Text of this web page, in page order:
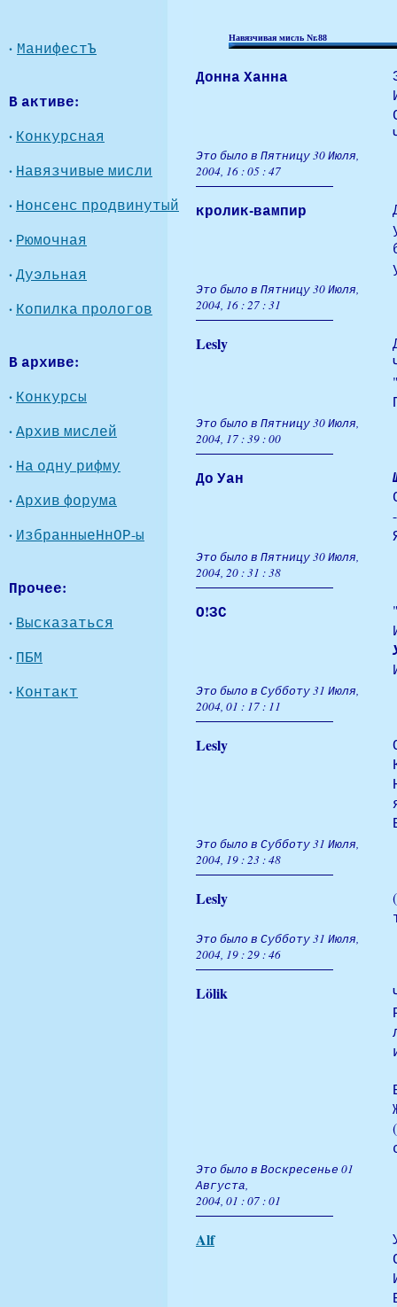
· МанифестЪ
В активе:
· Конкурсная
· Навязчивые мисли
· Нонсенс продвинутый
· Рюмочная
·Дуэльная
· Копилка прологов
В архиве:
· Конкурсы
·Архив мислей
· На одну рифму
·Архив форума
· ИзбранныеНнОР-ы
Прочее:
· Высказаться
· ПБМ
· Контакт
Навязчивая мисль Nr.88
Донна Ханна
Это было в Пятницу 30 Июля,
2004, 16 : 05 : 47
кролик-вампир
Это было в Пятницу 30 Июля,
2004, 16 : 27 : 31
Lesly
Это было в Пятницу 30 Июля,
2004, 17 : 39 : 00
До Уан
Это было в Пятницу 30 Июля,
2004, 20 : 31 : 38
О!ЗС
Это было в Субботу 31 Июля,
2004, 01 : 17 : 11
Lesly
Это было в Субботу 31 Июля,
2004, 19 : 23 : 48
Lesly
Это было в Субботу 31 Июля,
2004, 19 : 29 : 46
Lölik
Это было в Воскресенье 01
Августа,
2004, 01 : 07 : 01
Alf